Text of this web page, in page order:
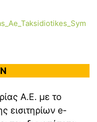
Α.Ε. με το
εισιτηρίων e-